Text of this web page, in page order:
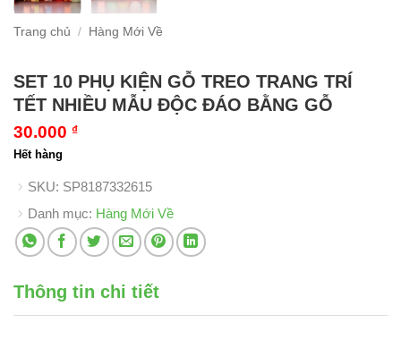
Trang chủ / Hàng Mới Về
SET 10 PHỤ KIỆN GỖ TREO TRANG TRÍ
TẾT NHIỀU MẪU ĐỘC ĐÁO BẰNG GỖ
30.000 ₫
Hết hàng
SKU: SP8187332615
Danh mục: Hàng Mới Về
Thông tin chi tiết